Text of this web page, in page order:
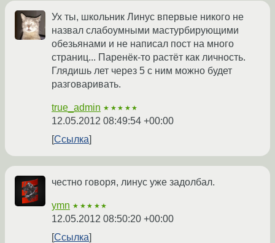
Ух ты, школьник Линус впервые никого не
назвал слабоумными мастурбирующими
обезьянами и не написал пост на много
страниц... Паренёк-то растёт как личность.
Глядишь лет через 5 с ним можно будет
разговаривать.
true_admin ★★★★★
12.05.2012 08:49:54 +00:00
Ссылка
честно говоря, линус уже задолбал.
ymn ★★★★★
12.05.2012 08:50:20 +00:00
Ссылка